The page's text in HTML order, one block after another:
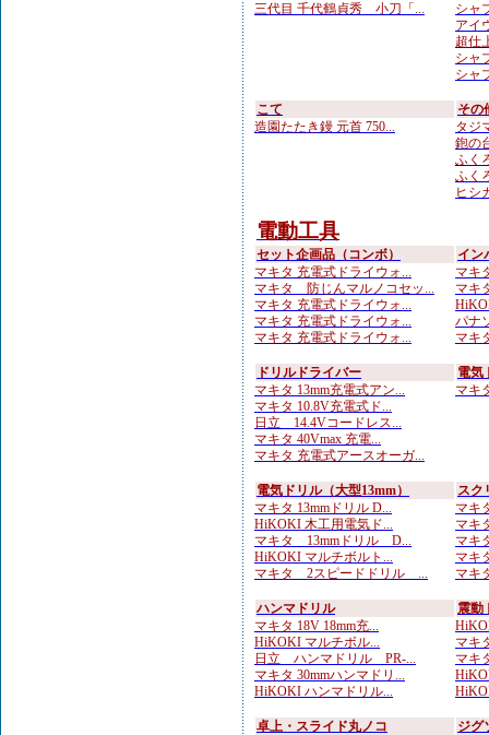
三代目 千代鶴貞秀 小刀「...
シャ
アイ
超仕
シャ
シャ
こて
造園たたき鏝 元首 750...
その
タジ
鉋の
ふく
ふく
ヒシ
電動工具
セット企画品（コンボ）
マキタ 充電式ドライウォ...
マキタ 防じんマルノコセッ...
マキタ 充電式ドライウォ...
マキタ 充電式ドライウォ...
マキタ 充電式ドライウォ...
イン
マキ
マキ
パナ
マキ
ドリルドライバー
マキタ 13mm充電式アン...
マキタ 10.8V充電式ド...
日立 14.4Vコードレス...
マキタ 40Vmax 充電...
マキタ 充電式アースオーガ...
電気
マキ
電気ドリル（大型13mm）
マキタ 13mmドリル D...
HiKOKI 木工用電気ド...
マキタ 13mmドリル D...
HiKOKI マルチボルト...
マキタ 2スピードドリル ...
スク
マキ
マキ
マキ
マキ
マキ
ハンマドリル
マキタ 18V 18mm充...
HiKOKI マルチボル...
日立 ハンマドリル PR-...
マキタ 30mmハンマドリ...
HiKOKI ハンマドリル...
震動
マキ
マキ
卓上・スライド丸ノコ
ジグ